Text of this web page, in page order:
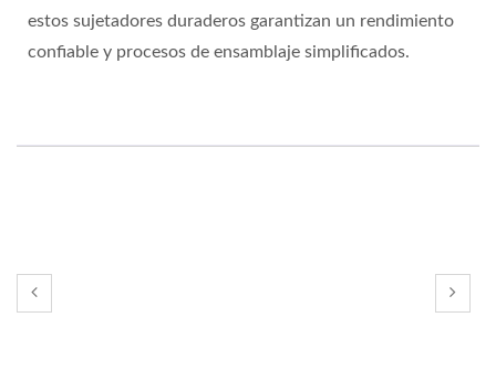
estos sujetadores duraderos garantizan un rendimiento
confiable y procesos de ensamblaje simplificados.